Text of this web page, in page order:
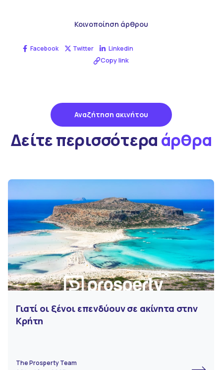
Κοινοποίηση άρθρου
Facebook Twitter Linkedin
Copy link
Αναζήτηση ακινήτου
Δείτε περισσότερα άρθρα
Γιατί οι ξένοι επενδύουν σε ακίνητα στην
Κρήτη
The Prosperty Team